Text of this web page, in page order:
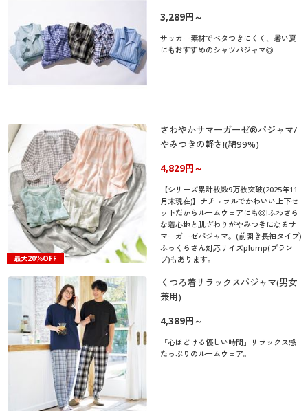
3,289円～
サッカー素材でベタつきにくく、暑い夏
にもおすすめのシャツパジャマ◎
最大20％OFF
さわやかサマーガーゼ®パジャマ/
やみつきの軽さ!(綿99%)
4,829円～
【シリーズ累計枚数9万枚突破(2025年11
月末現在)】ナチュラルでかわいい上下セ
ットだからルームウェアにも◎!ふわさら
な着心地と肌ざわりがやみつきになるサ
マーガーゼパジャマ。(前開き長袖タイプ)
ふっくらさん対応サイズplump(プラン
プ)もあります。
くつろ着リラックスパジャマ(男女
兼用)
4,389円～
「心ほどける優しい時間」リラックス感
たっぷりのルームウェア。